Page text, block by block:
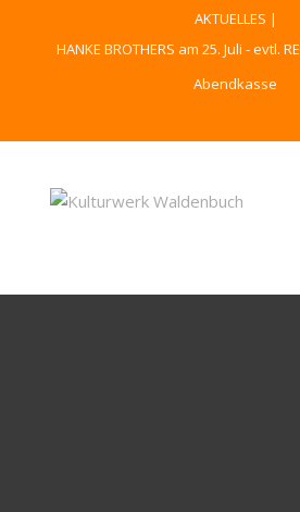
AKTUELLES |
HANKE BROTHERS am 25. Juli - evtl.
Abendkasse